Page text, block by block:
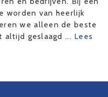
worden van heerlijk
we alleen de beste
altijd geslaagd ... Lees